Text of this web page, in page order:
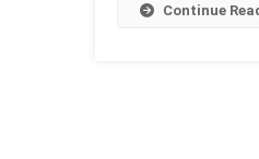
Continue